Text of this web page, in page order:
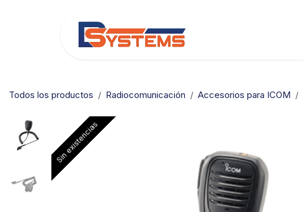
Todos los productos Radiocomunicación Accesorios para ICOM
Sin existencias
Sin existencias